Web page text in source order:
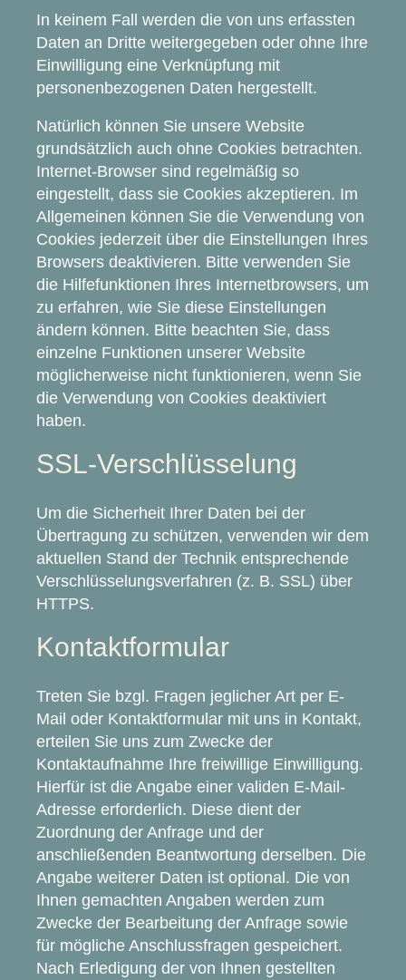
In keinem Fall werden die von uns erfassten
Daten an Dritte weitergegeben oder ohne Ihre
Einwilligung eine Verknüpfung mit
personenbezogenen Daten hergestellt.
Natürlich können Sie unsere Website
grundsätzlich auch ohne Cookies betrachten.
Internet-Browser sind regelmäßig so
eingestellt, dass sie Cookies akzeptieren. Im
Allgemeinen können Sie die Verwendung von
Cookies jederzeit über die Einstellungen Ihres
Browsers deaktivieren. Bitte verwenden Sie
die Hilfefunktionen Ihres Internetbrowsers, um
zu erfahren, wie Sie diese Einstellungen
ändern können. Bitte beachten Sie, dass
einzelne Funktionen unserer Website
möglicherweise nicht funktionieren, wenn Sie
die Verwendung von Cookies deaktiviert
haben.
SSL-Verschlüsselung
Um die Sicherheit Ihrer Daten bei der
Übertragung zu schützen, verwenden wir dem
aktuellen Stand der Technik entsprechende
Verschlüsselungsverfahren (z. B. SSL) über
HTTPS.
Kontaktformular
Treten Sie bzgl. Fragen jeglicher Art per E-
Mail oder Kontaktformular mit uns in Kontakt,
erteilen Sie uns zum Zwecke der
Kontaktaufnahme Ihre freiwillige Einwilligung.
Hierfür ist die Angabe einer validen E-Mail-
Adresse erforderlich. Diese dient der
Zuordnung der Anfrage und der
anschließenden Beantwortung derselben. Die
Angabe weiterer Daten ist optional. Die von
Ihnen gemachten Angaben werden zum
Zwecke der Bearbeitung der Anfrage sowie
für mögliche Anschlussfragen gespeichert.
Nach Erledigung der von Ihnen gestellten